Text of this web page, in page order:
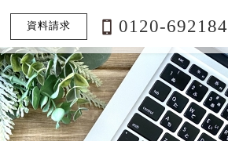
資料請求 0120-692184